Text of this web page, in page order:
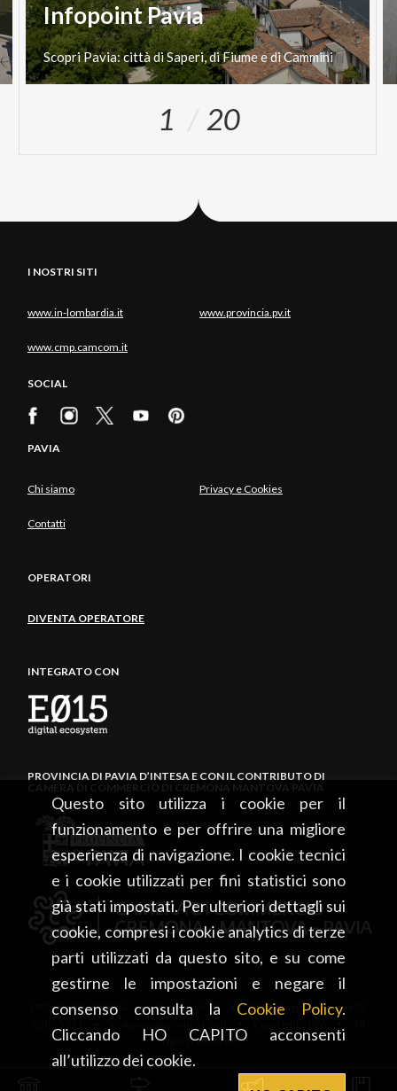
Questo sito utilizza i cookie per il
funzionamento e per offrire una migliore
esperienza di navigazione. I cookie tecnici
e i cookie utilizzati per fini statistici sono
già stati impostati. Per ulteriori dettagli sui
cookie, compresi i cookie analytics di terze
parti utilizzati da questo sito, e su come
gestirne le impostazioni e negare il
consenso consulta la Cookie Policy.
Cliccando HO CAPITO acconsenti
all’utilizzo dei cookie.
Infopoint Pavia
ScopriPavia:cittàdiSaperi,diFiumeediCammini
1 20
I NOSTRI SITI
www.in-lombardia.it www.provincia.pv.it
www.cmp.camcom.it
SOCIAL
PAVIA
Chi siamo Privacy e Cookies
Contatti
OPERATORI
DIVENTA OPERATORE
INTEGRATO CON
PROVINCIA DI PAVIA D’INTESA E CON IL CONTRIBUTO DI
CAMERA DI COMMERCIO DI CREMONA MANTOVA PAVIA
PROVINCIA DI PAVIA • Piazza Italia, 2 • 27100 Pavia • tel. +39
rights reserved